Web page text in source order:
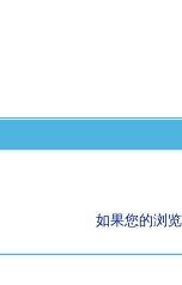
如果您的浏